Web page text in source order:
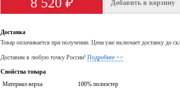
Добавить в корзину
Доставка
Товар оплачивается при получении. Цена уже включает доставку до
Доставим в любую точку России! Подробнее >>
Свойства товара
Материал верха
100% полиэстер